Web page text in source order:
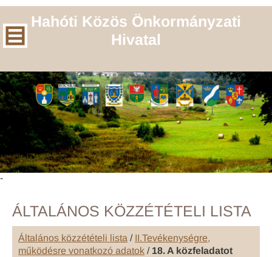
Hahóti Közös Önkormányzati
Hivatal
-
ÁLTALÁNOS KÖZZÉTÉTELI LISTA
Általános közzétételi lista / II.Tevékenységre,
működésre vonatkozó adatok / 18. A közfeladatot